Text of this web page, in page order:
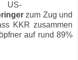
US-
zum Zug und
KKR zusammen
auf rund 89%